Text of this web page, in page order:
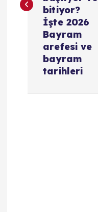
bitiyor?
İşte 2026
Bayram
arefesi ve
bayram
tarihleri